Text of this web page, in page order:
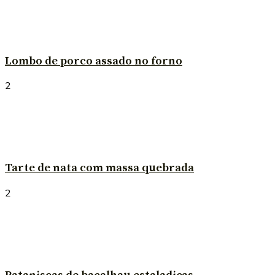
Lombo de porco assado no forno
2
Tarte de nata com massa quebrada
2